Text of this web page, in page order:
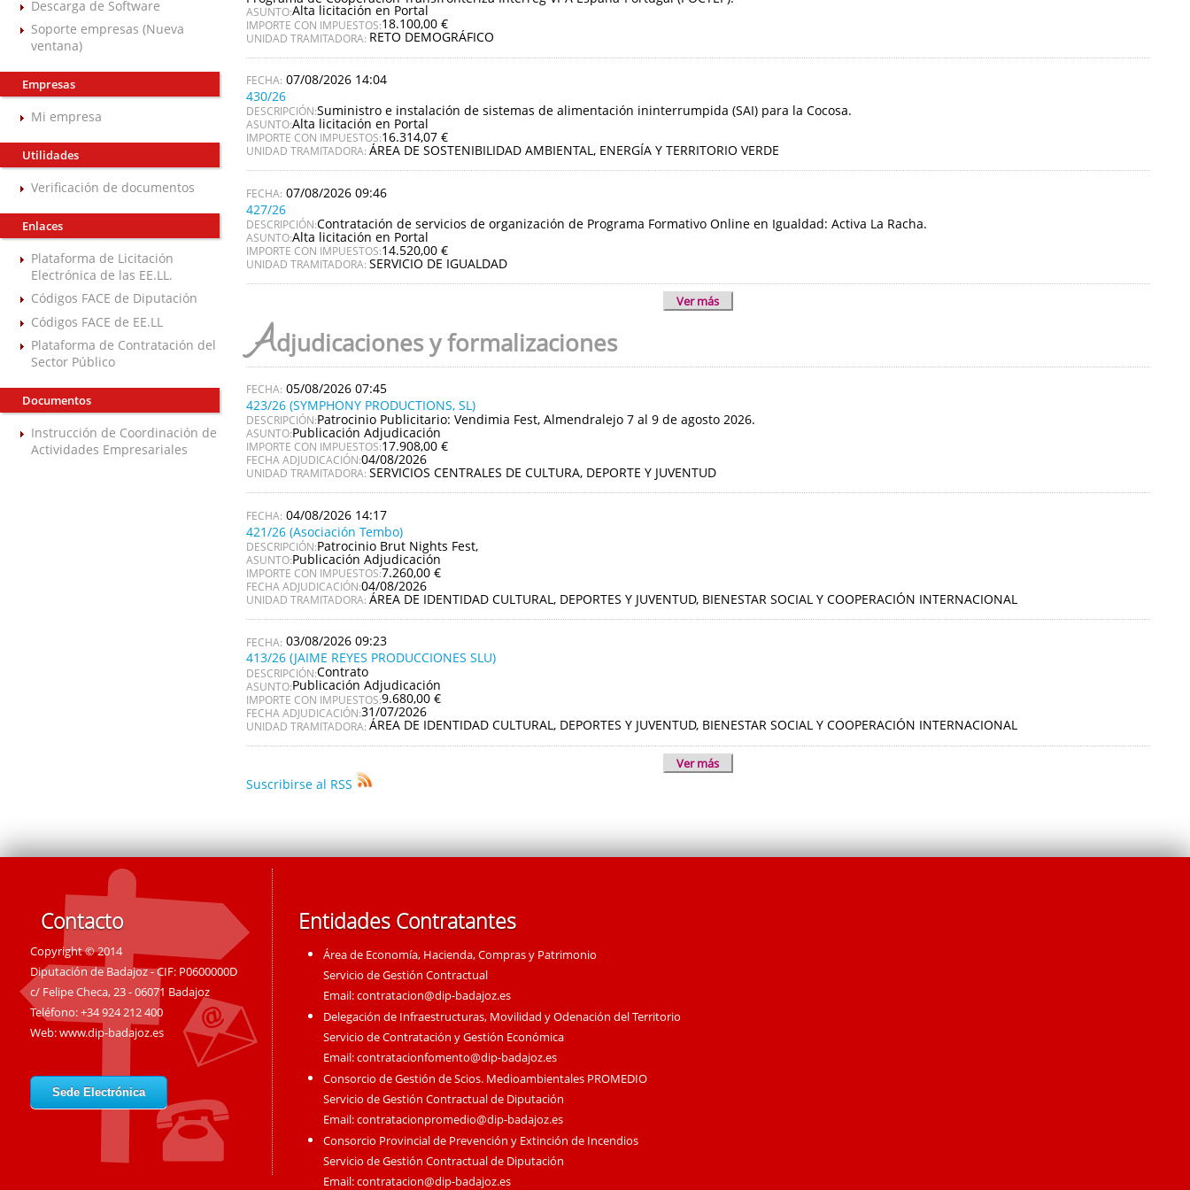
Descarga de Software
Soporte empresas (Nueva
ventana)
Empresas
Mi empresa
Utilidades
Verificación de documentos
Enlaces
Plataforma de Licitación
Electrónica de las EE.LL.
Códigos FACE de Diputación
Códigos FACE de EE.LL
Plataforma de Contratación del
Sector Público
Documentos
Instrucción de Coordinación de
Actividades Empresariales
ASUNTO:Alta licitación en Portal
IMPORTE CON IMPUESTOS:18.100,00 €
UNIDAD TRAMITADORA: RETO DEMOGRÁFICO
07/08/2026 14:04
430/26
DESCRIPCIÓN:Suministro e instalación de sistemas de alimentación ininterrumpida (SAI) para la Cocosa.
ASUNTO:Alta licitación en Portal
IMPORTE CON IMPUESTOS:16.314,07 €
UNIDAD TRAMITADORA: ÁREA DE SOSTENIBILIDAD AMBIENTAL, ENERGÍA Y TERRITORIO VERDE
07/08/2026 09:46
427/26
DESCRIPCIÓN:Contratación de servicios de organización de Programa Formativo Online en Igualdad: Activa La Racha.
ASUNTO:Alta licitación en Portal
IMPORTE CON IMPUESTOS:14.520,00 €
UNIDAD TRAMITADORA: SERVICIO DE IGUALDAD
Ver más
Adjudicaciones y formalizaciones
05/08/2026 07:45
423/26 (SYMPHONY PRODUCTIONS, SL)
DESCRIPCIÓN:Patrocinio Publicitario: Vendimia Fest, Almendralejo 7 al 9 de agosto 2026.
ASUNTO:Publicación Adjudicación
IMPORTE CON IMPUESTOS:17.908,00 €
FECHA ADJUDICACIÓN:04/08/2026
UNIDAD TRAMITADORA: SERVICIOS CENTRALES DE CULTURA, DEPORTE Y JUVENTUD
04/08/2026 14:17
421/26 (Asociación Tembo)
DESCRIPCIÓN:Patrocinio Brut Nights Fest,
ASUNTO:Publicación Adjudicación
IMPORTE CON IMPUESTOS:7.260,00 €
FECHA ADJUDICACIÓN:04/08/2026
UNIDAD TRAMITADORA: ÁREA DE IDENTIDAD CULTURAL, DEPORTES Y JUVENTUD, BIENESTAR SOCIAL Y COOPERACIÓN INTERNACIONAL
03/08/2026 09:23
413/26 (JAIME REYES PRODUCCIONES SLU)
DESCRIPCIÓN:Contrato
ASUNTO:Publicación Adjudicación
IMPORTE CON IMPUESTOS:9.680,00 €
FECHA ADJUDICACIÓN:31/07/2026
UNIDAD TRAMITADORA: ÁREA DE IDENTIDAD CULTURAL, DEPORTES Y JUVENTUD, BIENESTAR SOCIAL Y COOPERACIÓN INTERNACIONAL
Ver más
Suscribirse al RSS
Contacto
Copyright © 2014
Diputación de Badajoz - CIF: P0600000D
c/ Felipe Checa, 23 - 06071 Badajoz
Teléfono: +34 924 212 400
Web:www.dip-badajoz.es
Sede Electrónica
Entidades Contratantes
Área de Economía, Hacienda, Compras y Patrimonio
Servicio de Gestión Contractual
Email:contratacion@dip-badajoz.es
Delegación de Infraestructuras, Movilidad y Odenación del Territorio
Servicio de Contratación y Gestión Económica
Email:contratacionfomento@dip-badajoz.es
Consorcio de Gestión de Scios. Medioambientales PROMEDIO
Servicio de Gestión Contractual de Diputación
Email:contratacionpromedio@dip-badajoz.es
Consorcio Provincial de Prevención y Extinción de Incendios
Servicio de Gestión Contractual de Diputación
Email:contratacion@dip-badajoz.es